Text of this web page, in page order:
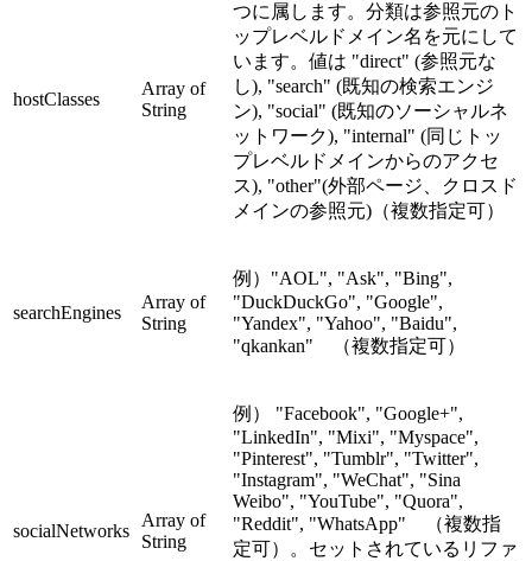
hostClasses
Array of
String
つに属します。分類は参照元のト
ップレベルドメイン名を元にして
います。値は "direct" (参照元な
し), "search" (既知の検索エンジ
ン), "social" (既知のソーシャルネ
ットワーク), "internal" (同じトッ
プレベルドメインからのアクセ
ス), "other"(外部ページ、クロスド
メインの参照元)（複数指定可）
searchEngines
Array of
String
例）"AOL", "Ask", "Bing",
"DuckDuckGo", "Google",
"Yandex", "Yahoo", "Baidu",
"qkankan" （複数指定可）
socialNetworks
Array of
String
例） "Facebook", "Google+",
"LinkedIn", "Mixi", "Myspace",
"Pinterest", "Tumblr", "Twitter",
"Instagram", "WeChat", "Sina
Weibo", "YouTube", "Quora",
"Reddit", "WhatsApp" （複数指
定可）。セットされているリファ